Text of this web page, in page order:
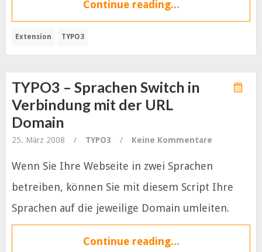
Continue reading...
Extension TYPO3
TYPO3 – Sprachen Switch in
Verbindung mit der URL
Domain
25. März 2008 / TYPO3 / Keine Kommentare
Wenn Sie Ihre Webseite in zwei Sprachen
betreiben, können Sie mit diesem Script Ihre
Sprachen auf die jeweilige Domain umleiten.
Continue reading...